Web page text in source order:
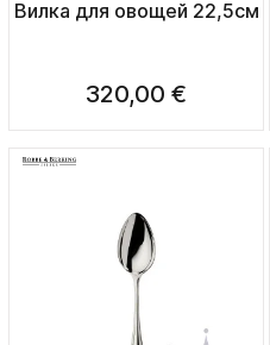
Вилка для овощей 22,5см
320,00 €